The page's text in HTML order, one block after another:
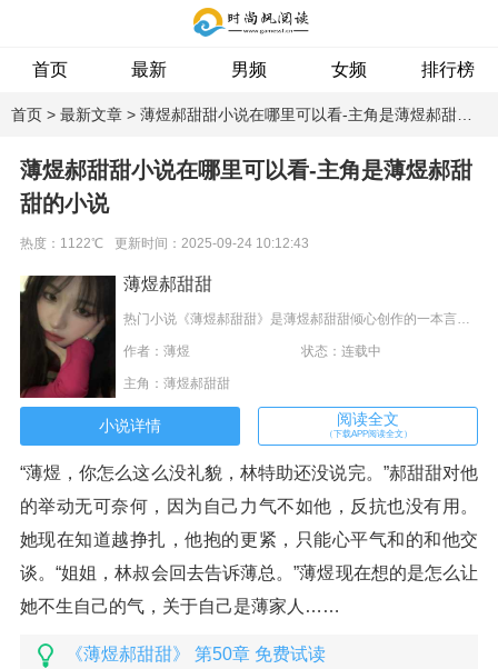
首页 最新 男频 女频 排行榜
专题
首页 > 最新文章 > 薄煜郝甜甜小说在哪里可以看-主角是薄煜郝甜甜的小说
薄煜郝甜甜小说在哪里可以看-主角是薄煜郝甜
甜的小说
热度：1122℃ 更新时间：2025-09-24 10:12:43
薄煜郝甜甜
热门小说《薄煜郝甜甜》是薄煜郝甜甜倾心创作的一本言情类型的小说，这本小说的主角个新鲜明，内容主要讲述：“姐姐是不是打算自己生下宝宝，让我做一个不负责的父亲？”说到宝宝，郝甜甜没了底气，她是想自己一人抚养，但绝不是认为他不负责任。“我没有那意思。”他眼神微眯透着几分危险的意味。“还是姐姐不想要宝宝？”
作者：薄煜 状态：连载中
主角：薄煜郝甜甜
阅读全文
（下载APP阅读全文）
小说详情
“薄煜，你怎么这么没礼貌，林特助还没说完。”郝甜甜对他
的举动无可奈何，因为自己力气不如他，反抗也没有用。
她现在知道越挣扎，他抱的更紧，只能心平气和的和他交
谈。“姐姐，林叔会回去告诉薄总。”薄煜现在想的是怎么让
她不生自己的气，关于自己是薄家人……
《薄煜郝甜甜》 第50章 免费试读